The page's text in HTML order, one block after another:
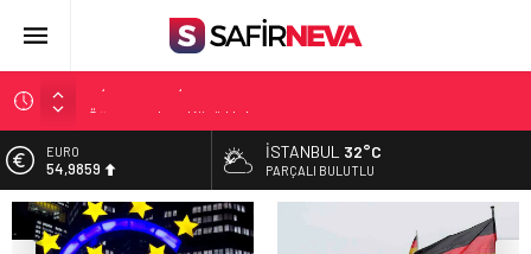
FETÖ’nün kritik ismi tutuklandı
Son dakika… İstanbul’da trafik felç
Yunanistan Başbakanı Çipras Türkiye’ye gelecek
Açlık Sınırı Açıklandı
ALTIN
6.496,95
BİST
13.703,13
İSTANBUL 32°C
PARÇALI BULUTLU